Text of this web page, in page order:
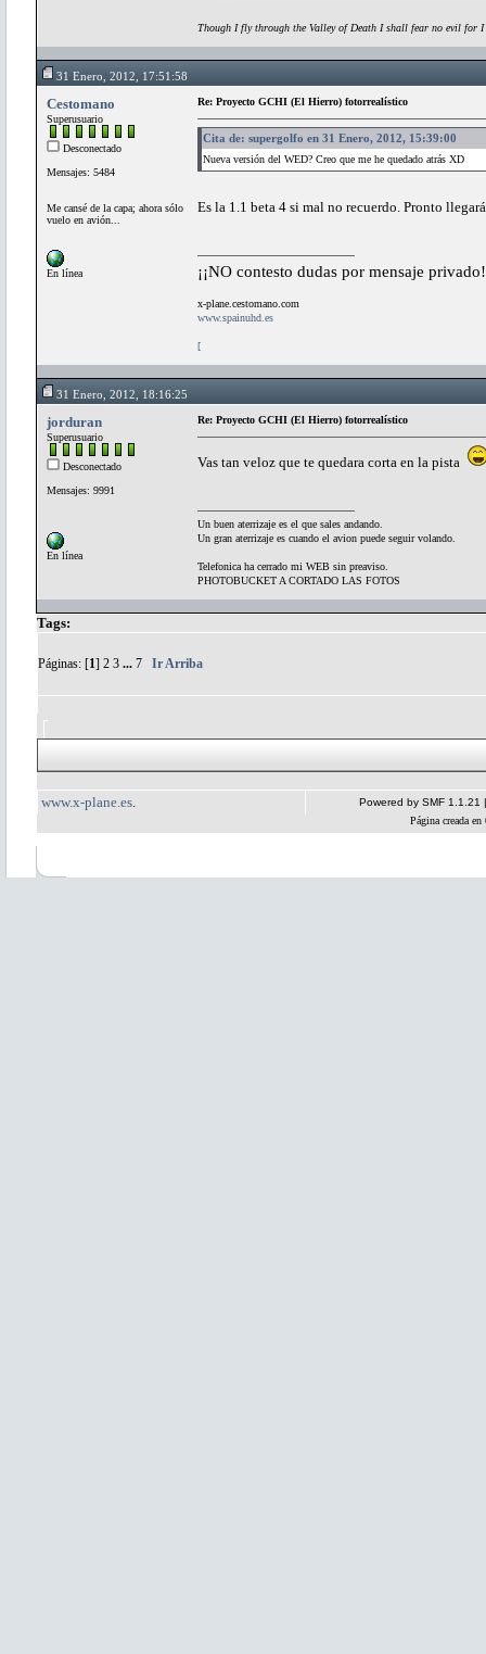
Though I fly through the Valley of Death I shall fear no evil for
31 Enero, 2012, 17:51:58
Cestomano
Superusuario
Desconectado
Mensajes: 5484
Me cansé de la capa; ahora sólo
vuelo en avión...
En línea
Re: Proyecto GCHI (El Hierro) fotorrealístico
Cita de: supergolfo en 31 Enero, 2012, 15:39:00
Nueva versión del WED? Creo que me he quedado atrás XD
Es la 1.1 beta 4 si mal no recuerdo. Pronto
¡¡NO contesto dudas por mensaje
x-plane.cestomano.com
www.spainuhd.es
[
31 Enero, 2012, 18:16:25
jorduran
Superusuario
Desconectado
Mensajes: 9991
En línea
Re: Proyecto GCHI (El Hierro) fotorrealístico
Vas tan veloz que te quedara corta en la pista
Un buen aterrizaje es el que sales andando.
Un gran aterrizaje es cuando el avion puede seguir volando.
Telefonica ha cerrado mi WEB sin preaviso.
PHOTOBUCKET A CORTADO LAS FOTOS
Tags:
Páginas: [1] 2 3 ... 7 Ir Arriba
www.x-plane.es Powered by SMF 1.1.21
Página creada